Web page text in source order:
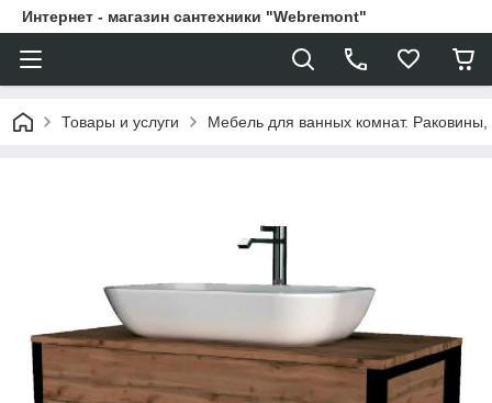
Интернет - магазин сантехники "Webremont"
Товары и услуги Мебель для ванных комнат.